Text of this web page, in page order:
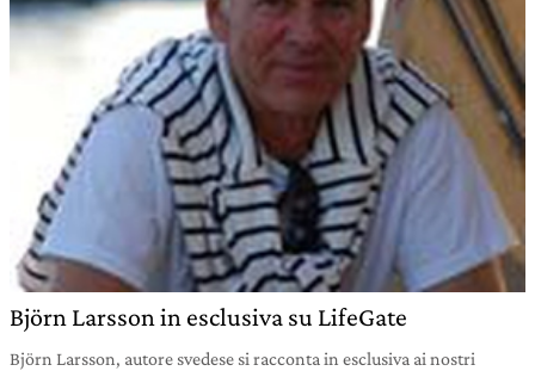
Björn Larsson in esclusiva su LifeGate
Björn Larsson, autore svedese si racconta in esclusiva ai nostri